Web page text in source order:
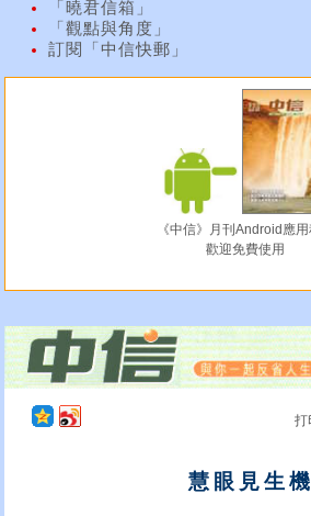
「曉君信箱」
「觀點與角度」
訂閱「中信快郵」
《中信》月刊Android應
歡迎免費使用
打
慧眼見生機